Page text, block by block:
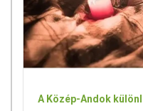
A Közép-Andok